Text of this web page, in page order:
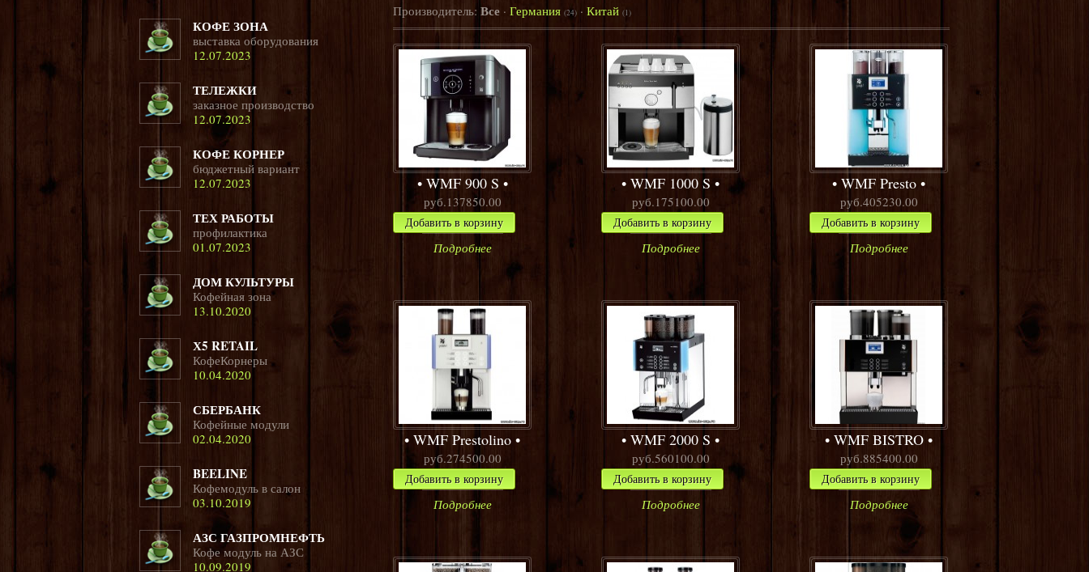
Производитель: Все · Германия (24) · Китай (1)
WMF 900 S
руб.137850.00
Добавить в корзину
Подробнее
WMF 1000 S
руб.175100.00
Добавить в корзину
Подробнее
WMF Presto
руб.405230.00
Добавить в корзину
Подробнее
WMF Prestolino
руб.274500.00
Добавить в корзину
Подробнее
WMF 2000 S
руб.560100.00
Добавить в корзину
Подробнее
WMF BISTRO
руб.885400.00
Добавить в корзину
Подробнее
КОФЕ ЗОНА
выставка оборудования
12.07.2023
ТЕЛЕЖКИ
заказное производство
12.07.2023
КОФЕ КОРНЕР
бюджетный вариант
12.07.2023
ТЕХ РАБОТЫ
профилактика
01.07.2023
ДОМ КУЛЬТУРЫ
Кофейная зона
13.10.2020
Х5 RETAIL
КофеКорнеры
10.04.2020
СБЕРБАНК
Кофейные модули
02.04.2020
BEELINE
Кофемодуль в салон
03.10.2019
АЗС ГАЗПРОМНЕФТЬ
Кофе модуль на АЗС
10.09.2019